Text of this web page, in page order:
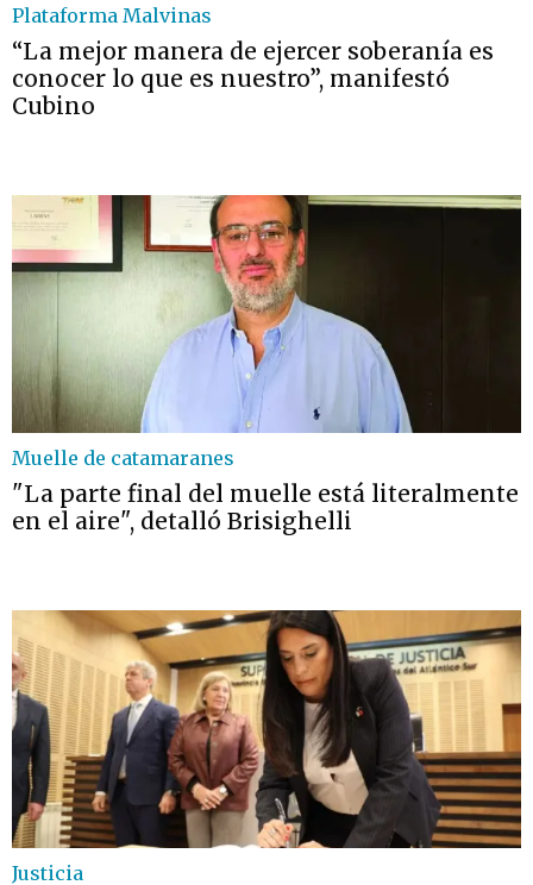
Plataforma Malvinas
“La mejor manera de ejercer soberanía es
conocer lo que es nuestro”, manifestó
Cubino
Muelle de catamaranes
"La parte final del muelle está literalmente
en el aire", detalló Brisighelli
Justicia